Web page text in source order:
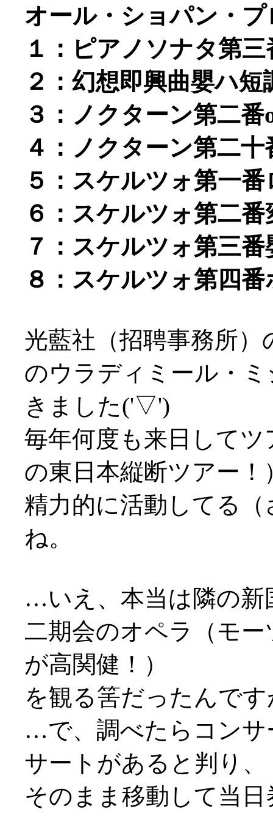
オール・ショパン・
１：ピアノソナタ第
２：幻想即興曲嬰ハ短
３：ノクターン第二番
４：ノクターン第二
５：スケルツォ第一番
６：スケルツォ第二番
７：スケルツォ第三
８：スケルツォ第四番
光藍社（招聘事務所
のウラディミール・
きました('▽')
毎年何度も来日して
の東日本縦断ツアー！
精力的に活動してる
ね。
…いえ、本当は隣の新
二期会のオペラ（モ
が高関健！）
を観る筈だったんで
…で、調べたらコンサ
サートがあると判り、
そのまま移動して当